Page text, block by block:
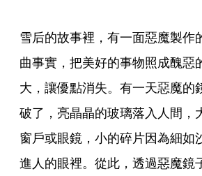
雪后的故事裡，有一面惡魔製作
曲事實，把美好的事物照成醜惡
大，讓優點消失。有一天惡魔的
破了，亮晶晶的玻璃落入人間，
窗戶或眼鏡，小的碎片因為細如
進人的眼裡。從此，透過惡魔鏡